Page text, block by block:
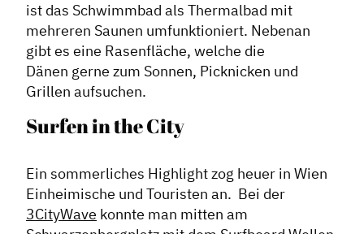
ist das Schwimmbad als Thermalbad mit
mehreren Saunen umfunktioniert. Nebenan
gibt es eine Rasenfläche, welche die
Dänen gerne zum Sonnen, Picknicken und
Grillen aufsuchen.
Surfen in the City
Ein sommerliches Highlight zog heuer in Wien
Einheimische und Touristen an. Bei der
3CityWave konnte man mitten am